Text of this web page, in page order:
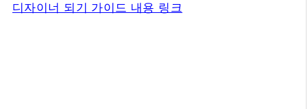
디자이너 되기 가이드 내용 링크